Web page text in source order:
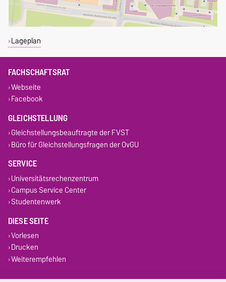
Lageplan
FACHSCHAFTSRAT
Webseite
Facebook
GLEICHSTELLUNG
Gleichstellungsbeauftragte der FVST
Büro für Gleichstellungsfragen der OvGU
SERVICE
Universitätsrechenzentrum
Campus Service Center
Studentenwerk
DIESE SEITE
Vorlesen
Drucken
Weiterempfehlen